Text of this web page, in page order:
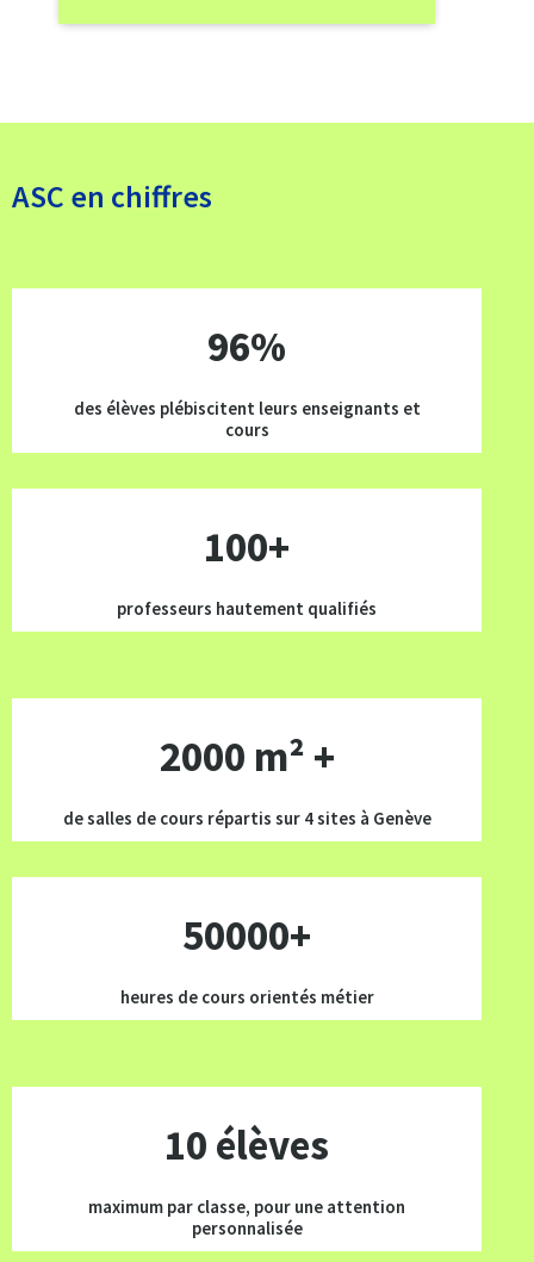
ASC en chiffres
96%
des élèves plébiscitent leurs enseignants et
cours
100+
professeurs hautement qualifiés
2000 m² +
de salles de cours répartis sur 4 sites à Genève
50000+
heures de cours orientés métier
10 élèves
maximum par classe, pour une attention
personnalisée